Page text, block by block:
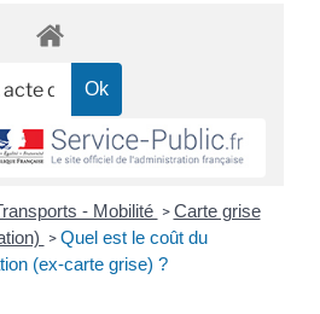
- Mobilité > Carte grise
> Quel est le coût du
(ex-carte grise) ?